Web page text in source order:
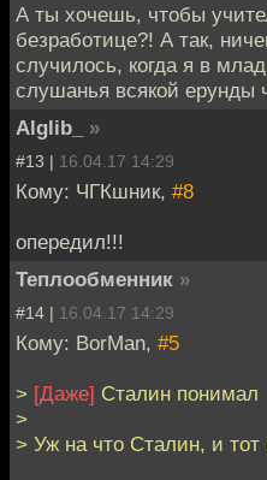
А ты хочешь, чтобы
безработице?! А так,
случилось, когда я в
слушанья всякой ерунды
Alglib_
»
#13 | 16.04.17 14:29
Кому: ЧГКшник, #8
опередил!!!
Теплообменник »
#14 | 16.04.17 14:29
Кому: BorMan, #5
> [Даже] Сталин понимал
>
> Уж на что Сталин, и